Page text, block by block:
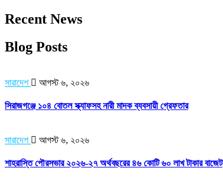
Recent News
Blog Posts
সারাদেশ আগস্ট ৬, ২০২৬
সিরাজগঞ্জে ১০৪ বোতল স্ক্যাফসহ নারী মাদক ব্যবসায়ী গ্রেফতার
সারাদেশ আগস্ট ৬, ২০২৬
শাহরাস্তি পৌরসভার ২০২৬-২৭ অর্থবছরের ৪৬ কোটি ৬০ লাখ টাকার বাজেট